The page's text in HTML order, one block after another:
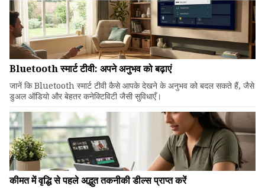
Bluetooth स्मार्ट टीवी: अपने अनुभव को बढ़ाएं
जानें कि Bluetooth स्मार्ट टीवी कैसे आपके देखने के अनुभव को बदल सकते हैं, जैसे
डुअल ऑडियो और बेहतर कनेक्टिविटी जैसी सुविधाएँ।
कीमत में वृद्धि से पहले अद्भुत तकनीकी डील्स प्राप्त करें